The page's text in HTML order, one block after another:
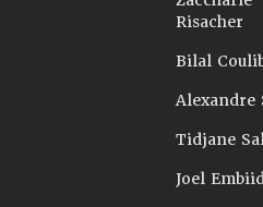
Risacher
Bilal
Alexandre
Tidjane
Joel